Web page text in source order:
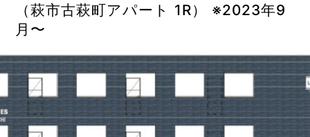
（萩市古萩町アパート 1R） ※2023年9
月〜